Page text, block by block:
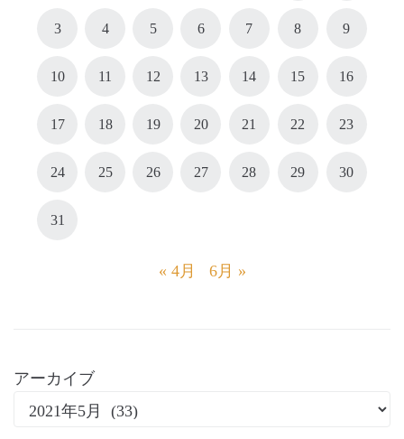
3 4 5 6 7 8 9
10 11 12 13 14 15 16
17 18 19 20 21 22 23
24 25 26 27 28 29 30
31
« 4月 6月 »
アーカイブ